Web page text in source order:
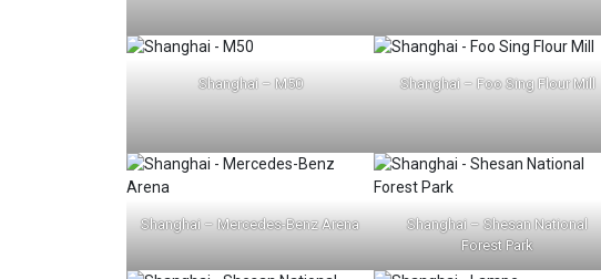
Shanghai – M50 Shanghai – Foo Sing Flour Mill
Shanghai – Mercedes-Benz Arena
Shanghai – Shesan National
Forest Park